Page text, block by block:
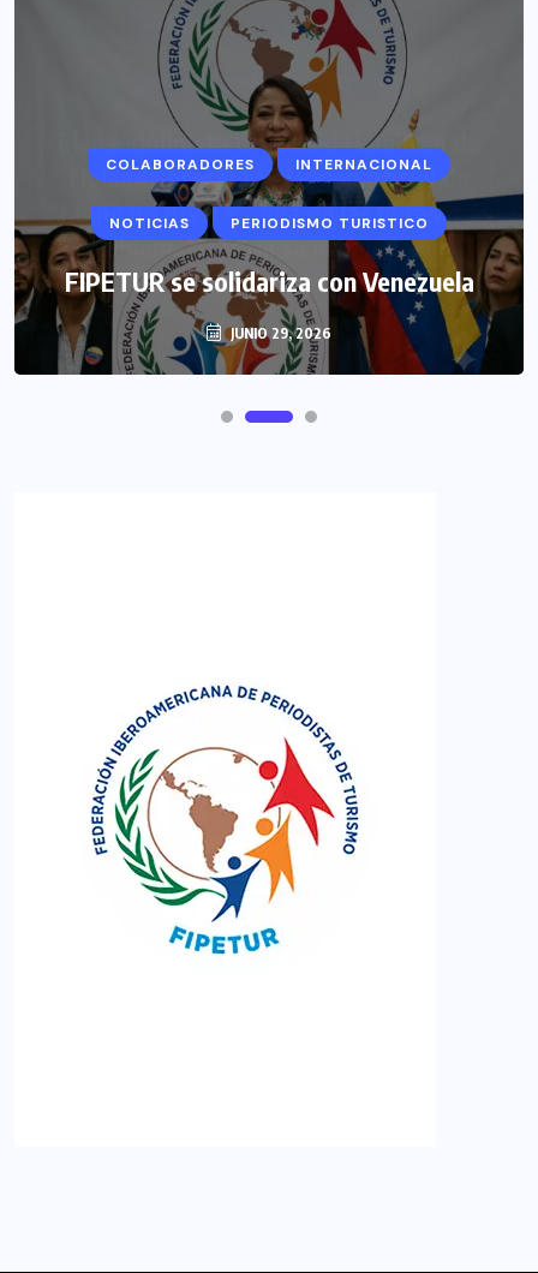
COLABORADORES INTERNACIONAL
NOTICIAS PERIODISMO TURISTICO
FIPETUR se solidariza con Venezuela
JUNIO 29, 2026